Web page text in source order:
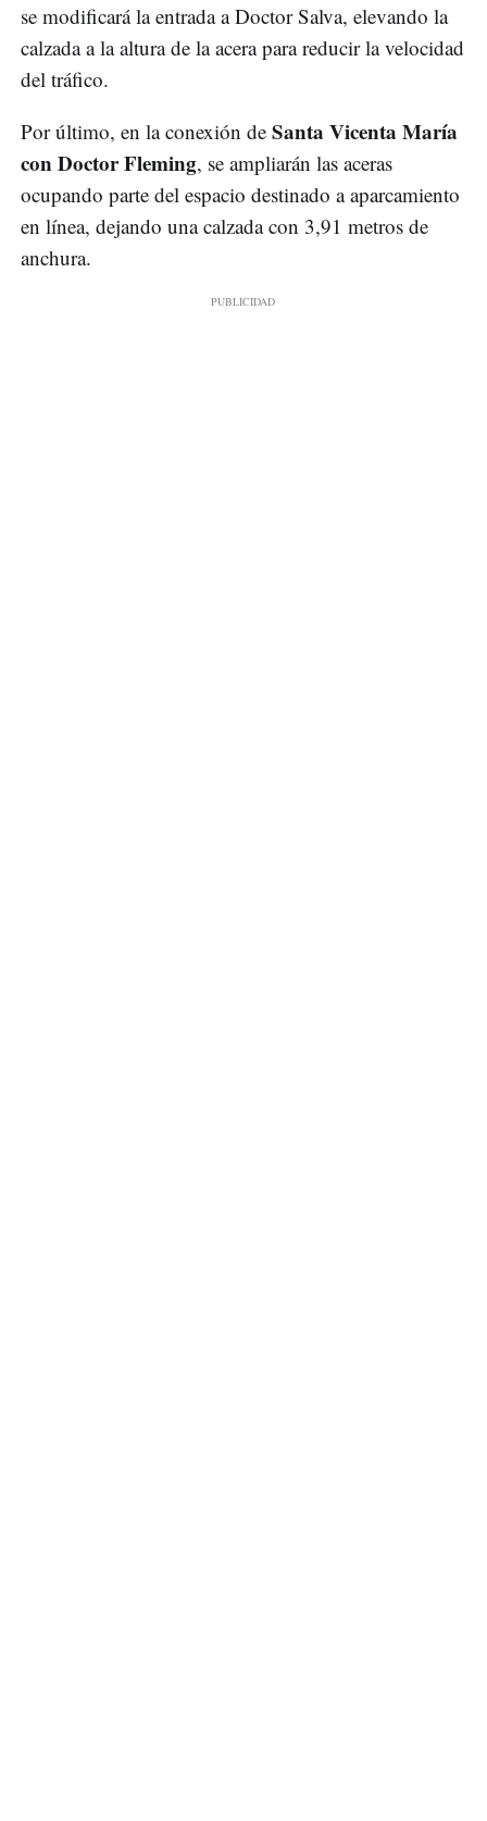
se modificará la entrada a Doctor Salva, elevando la
calzada a la altura de la acera para reducir la velocidad
del tráfico.
Por último, en la conexión de Santa Vicenta María
con Doctor Fleming, se ampliarán las aceras
ocupando parte del espacio destinado a aparcamiento
en línea, dejando una calzada con 3,91 metros de
anchura.